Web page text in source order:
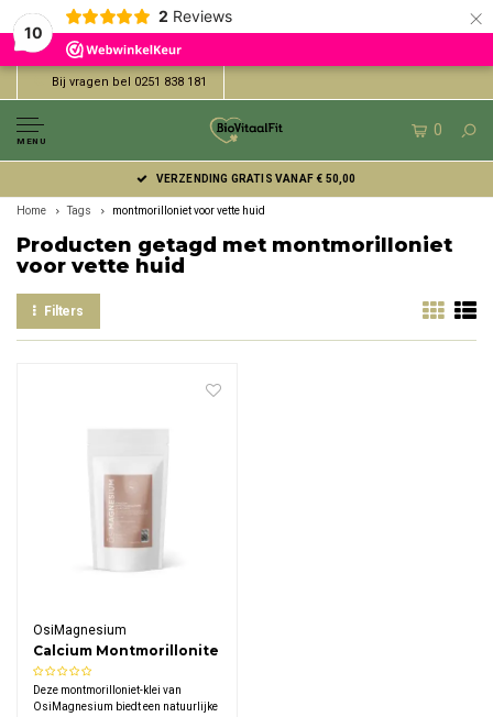
10
2 Reviews ×
Bij vragen bel 0251 838 181
MENU
0
VERZENDING GRATIS VANAF € 50,00
Home Tags montmorilloniet voor vette huid
Producten getagd met montmorilloniet
voor vette huid
Filters
OsiMagnesium
Calcium Montmorillonite
Clay Bath
Deze montmorilloniet-klei van
OsiMagnesium biedt een natuurlijke